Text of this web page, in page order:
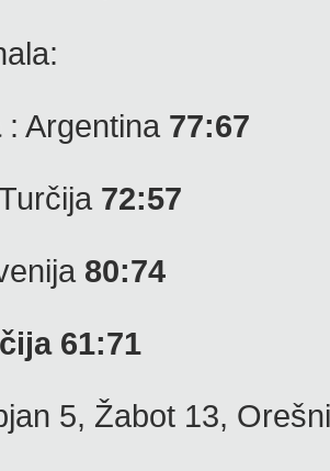
: Argentina 77:67
72:57
80:74
61:71
5, Žabot 13,